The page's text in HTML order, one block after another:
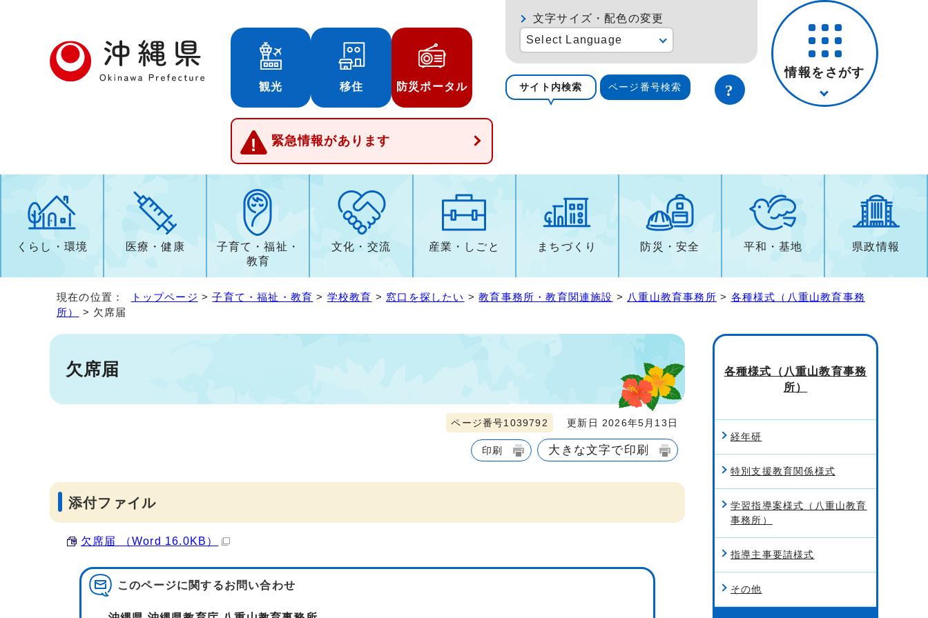
観光 移住 防災ポータル
緊急情報があります
文字サイズ・配色の変更
Select Language
サイト内検索 ページ番号検索
情報をさがす
くらし・環境 医療・健康
子育て・福祉・
教育
文化・交流 産業・しごと まちづくり 防災・安全 平和・基地 県政情報
現在の位置： トップページ >子育て・福祉・教育 > 学校教育 > 窓口を探したい >教育事務所・教育関連施設 > 八重山教育事務所 > 各種様式（八重山教育事務
所）
> 欠席届
欠席届
ページ番号1039792 更新日 2026年5月13日
印刷 大きな文字で印刷
添付ファイル
欠席届 （Word 16.0KB）
このページに関するお問い合わせ
各種様式（八重山教育事務
所）
経年研
特別支援教育関係様式
学習指導案様式（八重山教育
事務所）
指導主事要請様式
その他